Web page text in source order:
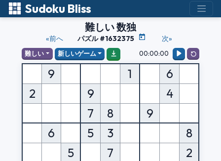
Sudoku Bliss
難しい 数独
«前へ パズル #1632375 次»
難しい 新しいゲーム 00:00:00
9 1
6
2
9
4
7
8
9
6
5 3
8
5
7
2